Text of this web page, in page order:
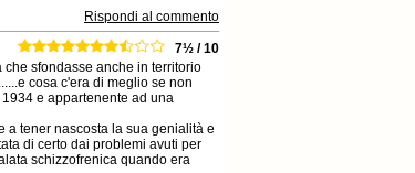
Rispondi al commento
7½ / 10
sfondasse anche in territorio
cosa c'era di meglio se non
e appartenente ad una
a tener nascosta la sua genialità e
di certo dai problemi avuti per
schizzofrenica quando era